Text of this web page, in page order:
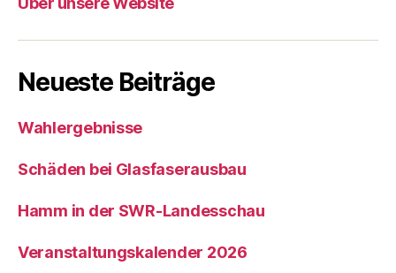
Neueste Beiträge
Wahlergebnisse
Schäden bei Glasfaserausbau
Hamm in der SWR-Landesschau
Veranstaltungskalender 2026